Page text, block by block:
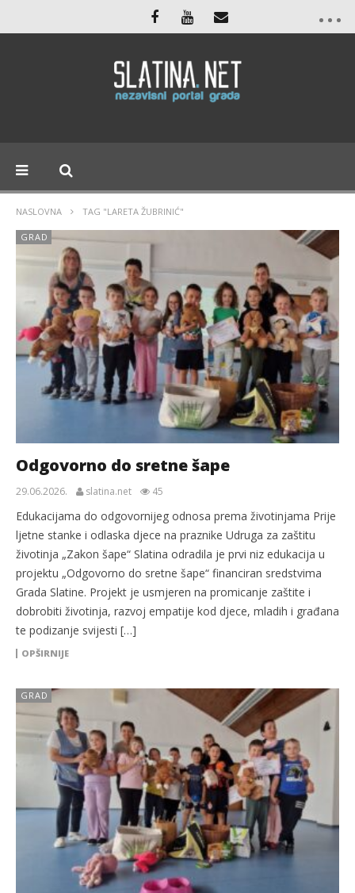
NASLOVNA TAG "LARETA ŽUBRINIĆ"
GRAD
Odgovorno do sretne šape
29.06.2026. slatina.net 45
Edukacijama do odgovornijeg odnosa prema životinjama Prije
ljetne stanke i odlaska djece na praznike Udruga za zaštitu
životinja „Zakon šape“ Slatina odradila je prvi niz edukacija u
projektu „Odgovorno do sretne šape“ financiran sredstvima
Grada Slatine. Projekt je usmjeren na promicanje zaštite i
dobrobiti životinja, razvoj empatije kod djece, mladih i građana
te podizanje svijesti […]
OPŠIRNIJE
GRAD